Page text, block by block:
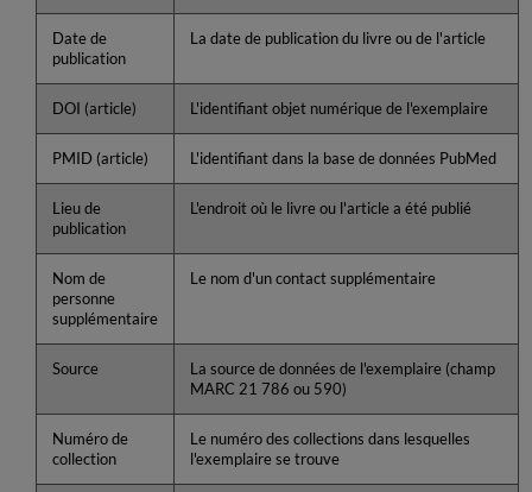
Date de
publication
La date de publication du livre ou de l'article
DOI (article) L'identifiant objet numérique de l'exemplaire
PMID (article) L'identifiant dans la base de données PubMed
Lieu de
publication
L'endroit où le livre ou l'article a été publié
Nom de
personne
supplémentaire
Le nom d'un contact supplémentaire
Source
La source de données de l'exemplaire (champ
MARC 21 786 ou 590)
Numéro de
collection
Le numéro des collections dans lesquelles
l'exemplaire se trouve